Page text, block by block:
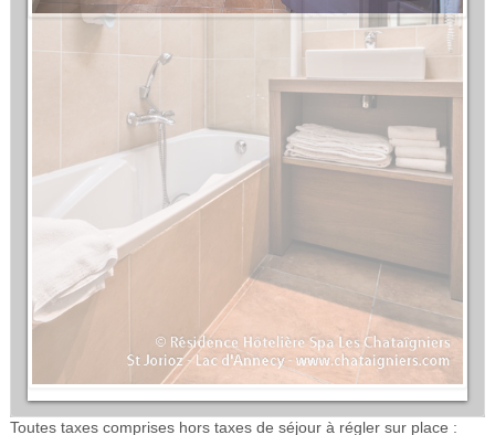
Toutes taxes comprises hors taxes de séjour à régler sur place :